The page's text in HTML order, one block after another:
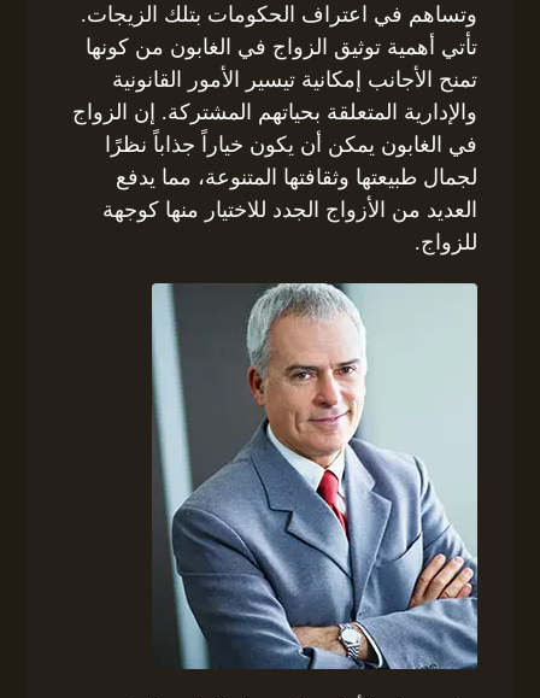
وتساهم في اعتراف الحكومات بتلك الزيجات.
تأتي أهمية توثيق الزواج في الغابون من كونها
تمنح الأجانب إمكانية تيسير الأمور القانونية
والإدارية المتعلقة بحياتهم المشتركة. إن الزواج
في الغابون يمكن أن يكون خياراً جذاباً نظرًا
لجمال طبيعتها وثقافتها المتنوعة، مما يدفع
العديد من الأزواج الجدد للاختيار منها كوجهة
للزواج.